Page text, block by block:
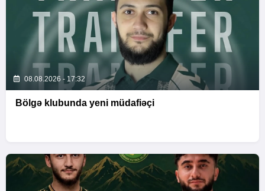
08.08.2026 - 17:32
Bölgə klubunda yeni müdafiəçi